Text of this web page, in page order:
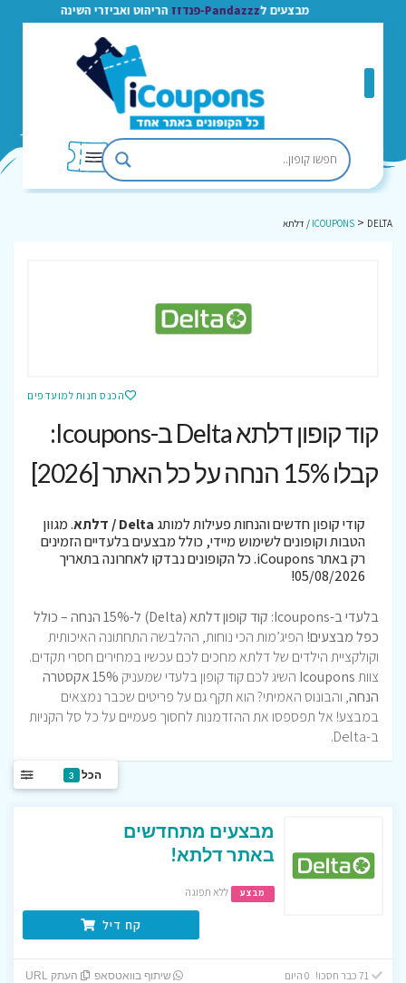
מבצעים לPandazzz-פנדזז הריהוט ואביזרי השינה
ICOUPONS > DELTA / דלתא
הכנס חנות למועדפים
קוד קופון דלתא Delta ב-Icoupons:
קבלו 15% הנחה על כל האתר [2026]
קודי קופון חדשים והנחות פעילות למותגDelta / דלתא
. מגוון
הטבות וקופונים לשימוש מיידי, כולל מבצעים בלעדיים הזמינים
רק באתר iCoupons. כל הקופונים נבדקו לאחרונה בתאריך
05/08/2026!
בלעדי ב-Icoupons: קוד קופון דלתא (Delta) ל-15% הנחה – כולל
כפל מבצעים! הפיג’מות הכי נוחות, ההלבשה התחתונה האיכותית
וקולקציית הילדים של דלתא מחכים לכם עכשיו במחירים חסרי תקדים.
צוותIcoupons השיג לכם קוד קופון בלעדי שמעניק
15% אקסטרה
הנחה, והבונוס האמיתי? הוא תקף גם על פריטים שכבר נמצאים
במבצע! אל תפספסו את ההזדמנות לחסוך פעמיים על כל סל הקניות
ב-Delta.
הכל 3
מבצעים מתחדשים
באתר דלתא!
מבצע ללא תפוגה
קח דיל
שיתוף בוואטסאפ העתק URL